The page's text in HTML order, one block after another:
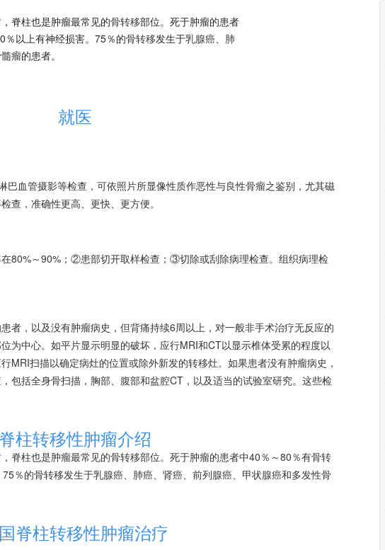
脊柱也是肿瘤最常见的骨转移部位。死于肿瘤的患者
％以上有神经损害。75％的骨转移发生于乳腺癌、 肺
瘤的患者。
就医
巴血管摄影等检查，可依照片所显像性质作恶性与良性骨瘤之鉴别，尤其磁
查，准确性更高、更快、更方便。
80%～90%；②患部切开取样检查；③切除或刮除病理检查。组织病理检
者，以及没有肿瘤病史，但背痛持续6周以上，对一般非手术治疗无反应的
为中心。如平片显示明显的破坏，应行MRI和CT以显示椎体受累的程度以
MRI扫描以确定病灶的位置或除外新发的转移灶。如果患者没有肿瘤病史，
包括全身骨扫描，胸部、腹部和盆腔CT，以及适当的试验室研究。这些检
脊柱转移性肿瘤介绍
脊柱也是肿瘤最常见的骨转移部位。死于肿瘤的患者中40％～80％有骨转
％的骨转移发生于乳腺癌、 肺癌、 肾癌、 前列腺癌、 甲状腺癌和多发性骨
脊柱转移性肿瘤治疗